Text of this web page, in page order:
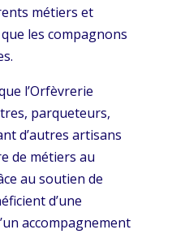
métiers et
les compagnons
l’Orfèvrerie
parqueteurs,
d’autres artisans
de métiers au
au soutien de
d’une
accompagnement